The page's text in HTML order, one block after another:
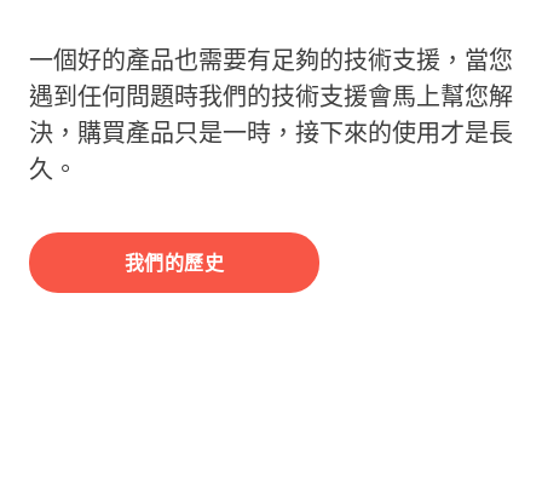
一個好的產品也需要有足夠的技術支援，當您
遇到任何問題時我們的技術支援會馬上幫您解
決，購買產品只是一時，接下來的使用才是長
久。
我們的歷史